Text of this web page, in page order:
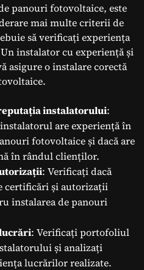
panouri fotovoltaice, este
mai multe criterii de
să verificați experiența
instalator cu experiență și
asigure o instalare corectă
instalatorului:
are experiență în
fotovoltaice și dacă are
în rândul clienților.
: Verificați dacă
certificări și autorizații
instalarea de panouri
: Verificați portofoliul
și analizați
lucrărilor realizate.